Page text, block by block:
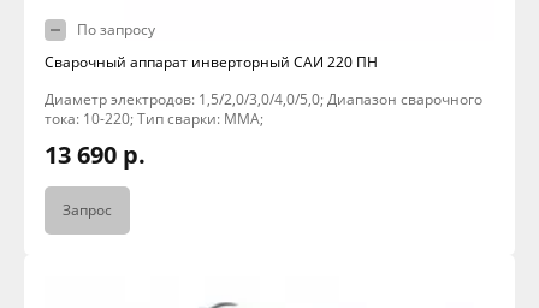
По запросу
Сварочный аппарат инверторный САИ 220 ПН
Диаметр электродов: 1,5/2,0/3,0/4,0/5,0; Диапазон сварочного
тока: 10-220; Тип сварки: MMA;
13 690 р.
Запрос